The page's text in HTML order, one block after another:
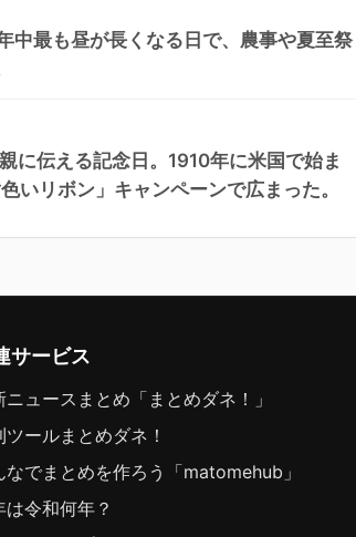
中最も昼が長くなる日で、農事や夏至祭
に伝える記念日。1910年に米国で始ま
いリボン」キャンペーンで広まった。
サービス
ニュースまとめ「まとめダネ！」
ツールまとめダネ！
なでまとめを作ろう「matomehub」
は令和何年？